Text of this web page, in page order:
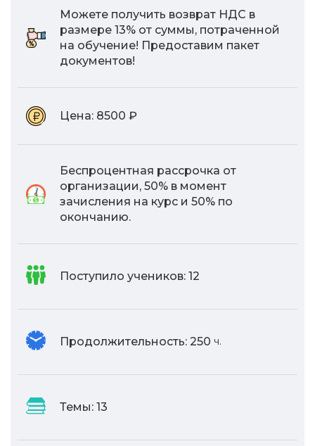
Можете получить возврат НДС в
размере 13% от суммы, потраченной
на обучение! Предоставим пакет
документов!
Цена: 8500 ₽
Беспроцентная рассрочка от
организации, 50% в момент
зачисления на курс и 50% по
окончанию.
Поступило учеников: 12
Продолжительность: 250 ч.
Темы: 13